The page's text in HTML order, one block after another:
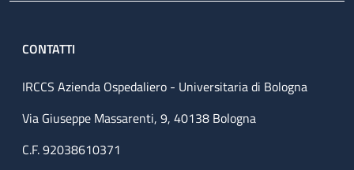
CONTATTI
IRCCS Azienda Ospedaliero - Universitaria di Bologna
Via Giuseppe Massarenti, 9, 40138 Bologna
C.F. 92038610371